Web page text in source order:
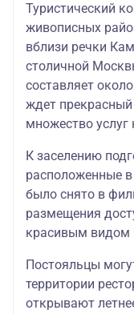
Туристический
живописных
вблизи речки
столичной
составляет
ждет прекрасный
множество услуг
К заселению
расположенные
было снято в
размещения
красивым видом
Постояльцы
территории
открывают